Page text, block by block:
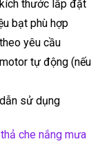
thước lắp đặt
bạt phù hợp
yêu cầu
tự động (nếu
sử dụng
che nắng mưa